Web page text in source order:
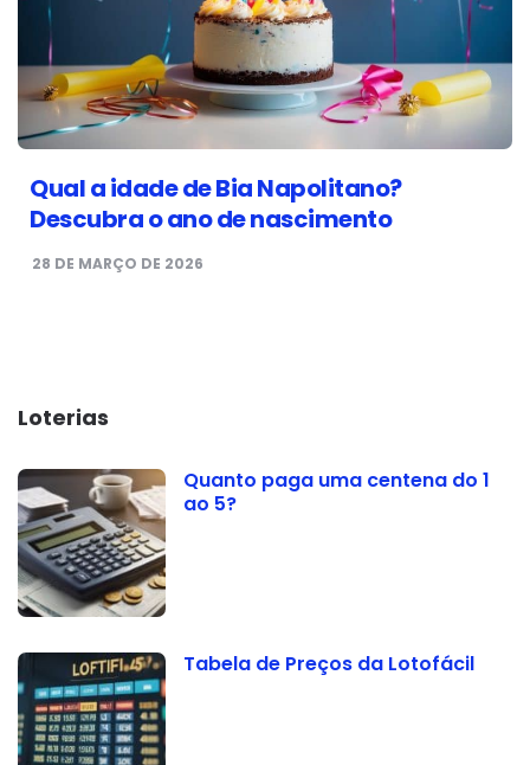
Qual a idade de Bia Napolitano?
Descubra o ano de nascimento
28 DE MARÇO DE 2026
Loterias
Quanto paga uma centena do 1
ao 5?
Tabela de Preços da Lotofácil